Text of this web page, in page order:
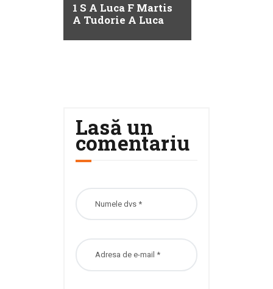
1 S A Luca F Martis
A Tudorie A Luca
Lasă un
comentariu